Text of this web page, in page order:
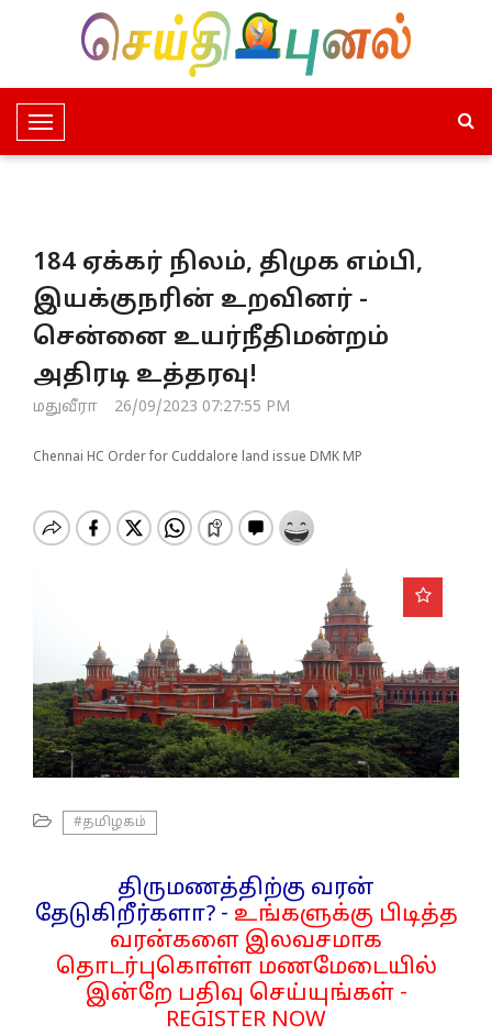
T
o
e
N
a
v
g
a
n
184 ஏக்கர் நிலம், திமுக எம்பி,
இயக்குநரின் உறவினர் -
சென்னை உயர்நீதிமன்றம்
அதிரடி உத்தரவு!
மதுவீரா 26/09/2023 07:27:55 PM
Chennai HC Order for Cuddalore land issue DMK MP
#தமிழகம்
திருமணத்திற்கு வரன்
தேடுகிறீர்களா? - உங்களுக்கு பிடித்த
வரன்களை இலவசமாக
தொடர்புகொள்ள மணமேடையில்
இன்றே பதிவு செய்யுங்கள் -
REGISTER NOW